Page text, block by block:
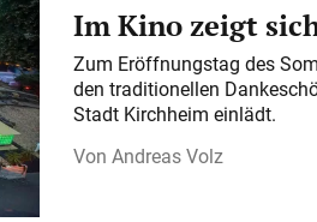
Im Kino zeigt
Zum Eröffnungstag des
den traditionellen
Stadt Kirchheim einlädt.
Andreas Volz